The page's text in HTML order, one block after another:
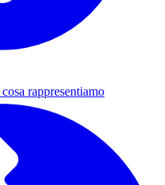
rappresentiamo